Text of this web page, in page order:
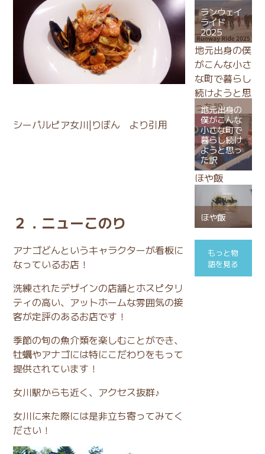
シーパルピア女川|りぼん より引用
２．ニューこのり
アナゴどんというキャラクターが看板に
なっているお店！
洗練されたデザインの店舗とホスピタリ
ティの高い、アットホームな雰囲気の接
客が定評のあるお店です！
季節の旬の魚介類を楽しむことができ、
牡蠣やアナゴには特にこだわりをもって
提供されています！
女川駅からも近く、アクセス抜群♪
女川に来た際には是非立ち寄ってみてく
ださい！
ランウェイ
ライド
2025
地元出身の僕
がこんな小さ
な町で暮らし
続けようと思
った訳
地元出身の
僕がこんな
小さな町で
暮らし続け
ようと思っ
た訳
ほや飯
ほや飯
もっと物
語を見る